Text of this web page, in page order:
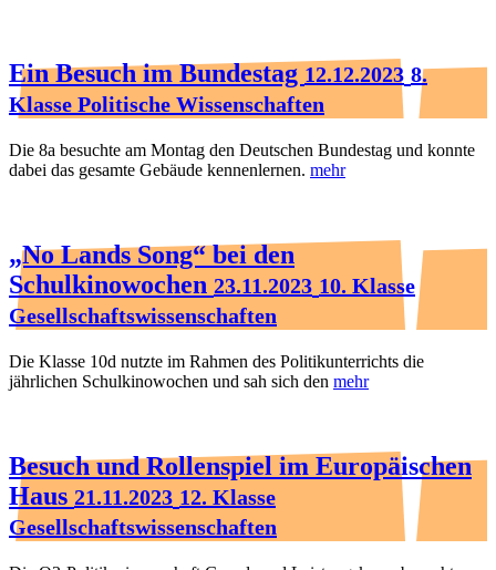
Ein Besuch im Bundestag 12.12.2023 8.
Klasse Politische Wissenschaften
Die 8a besuchte am Montag den Deutschen Bundestag und konnte
dabei das gesamte Gebäude kennenlernen. mehr
„No Lands Song“ bei den
Schulkinowochen 23.11.2023 10. Klasse
Gesellschaftswissenschaften
Die Klasse 10d nutzte im Rahmen des Politikunterrichts die
jährlichen Schulkinowochen und sah sich den mehr
Besuch und Rollenspiel im Europäischen
Haus 21.11.2023 12. Klasse
Gesellschaftswissenschaften